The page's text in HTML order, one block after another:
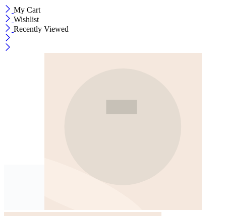
My Cart
Wishlist
Recently Viewed